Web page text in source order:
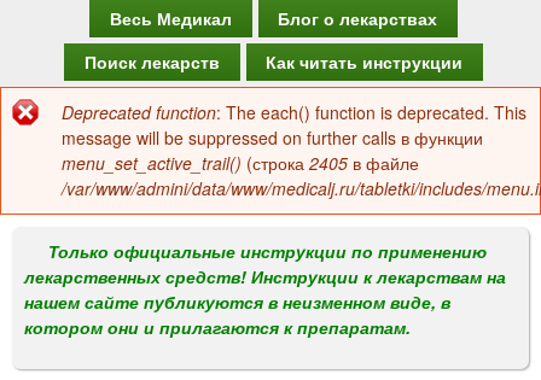
а
в
о
м
е
н
Весь Медикал
Блог о лекарствах
Поиск лекарств
Как читать инструкции
Сообщение
об
ошибке
Deprecated function: The each() function is deprecated. This
message will be suppressed on further calls в функции
menu_set_active_trail() (строка 2405 в файле
/var/www/admini/data/www/medicalj.ru/tabletki/includes/
Только официальные инструкции по применению
лекарственных средств! Инструкции к лекарствам на
нашем сайте публикуются в неизменном виде, в
котором они и прилагаются к препаратам.